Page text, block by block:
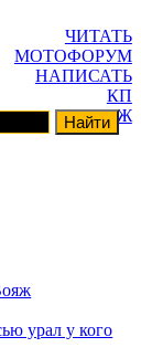
ЧИТАТЬ
МОТОФОРУМ
НАПИСАТЬ
КП
ГАРАЖ
урал у кого